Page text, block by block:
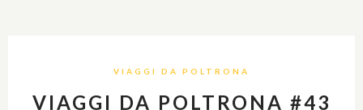
VIAGGI DA POLTRONA
VIAGGI DA POLTRONA #43